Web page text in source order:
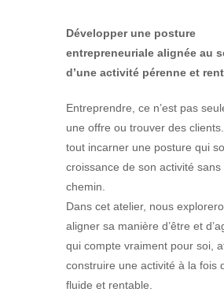
Développer une posture
entrepreneuriale alignée au
d’une activité pérenne et
Entreprendre, ce n’est pas
une offre ou trouver des
tout incarner une posture qui
croissance de son activité sans
chemin.
Dans cet atelier, nous
aligner sa manière d’être et
qui compte vraiment pour soi,
construire une activité à la fois
fluide et rentable.